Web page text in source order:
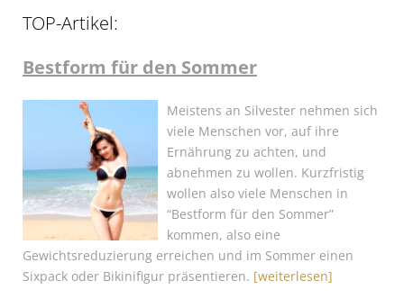
TOP-Artikel:
Bestform für den Sommer
Meistens an Silvester nehmen sich
viele Menschen vor, auf ihre
Ernährung zu achten, und
abnehmen zu wollen. Kurzfristig
wollen also viele Menschen in
“Bestform für den Sommer”
kommen, also eine
Gewichtsreduzierung erreichen und im Sommer einen
Sixpack oder Bikinifigur präsentieren. [weiterlesen]